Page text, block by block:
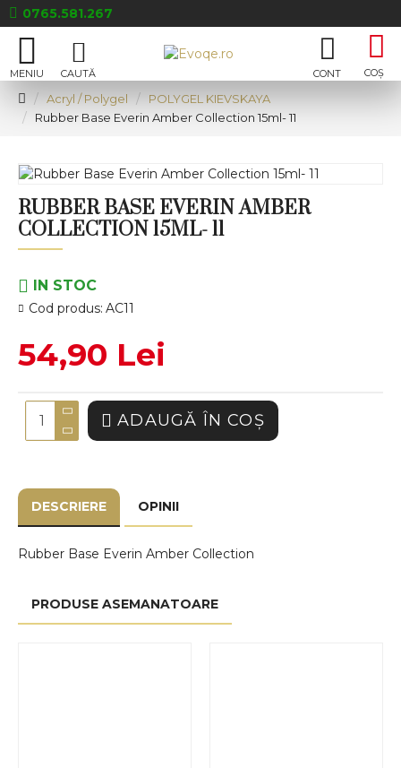
0765.581.267
Acryl / Polygel
POLYGEL KIEVSKAYA
Rubber Base Everin Amber Collection 15ml- 11
RUBBER BASE EVERIN AMBER
COLLECTION 15ML- 11
IN STOC
Cod produs: AC11
54,90 Lei
ADAUGĂ ÎN COŞ
DESCRIERE OPINII
Rubber Base Everin Amber Collection
PRODUSE ASEMANATOARE